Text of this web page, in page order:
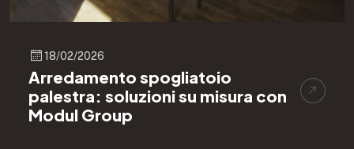
18/02/2026
Arredamento spogliatoio
palestra: soluzioni su misura con
Modul Group